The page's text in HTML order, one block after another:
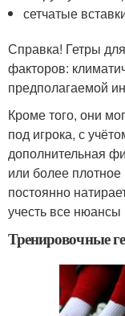
сетчатые
Справка! Гетры
факторов:
предполагаемой
Кроме того, они
под игрока, с
дополнительная
или более плотное
постоянно
учесть все
Тренировочные